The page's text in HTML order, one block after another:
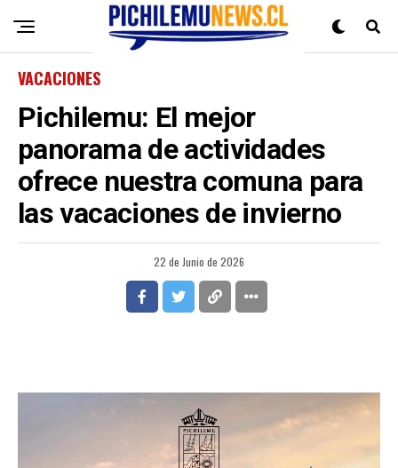
VACACIONES
Pichilemu: El mejor
panorama de actividades
ofrece nuestra comuna para
las vacaciones de invierno
22 de Junio de 2026